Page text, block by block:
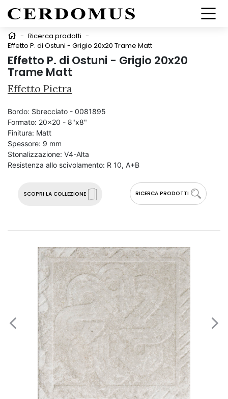
- Ricerca prodotti -
Effetto P. di Ostuni - Grigio 20x20 Trame Matt
Effetto P. di Ostuni - Grigio 20x20
Trame Matt
Effetto Pietra
SCOPRI LA COLLEZIONE RICERCA PRODOTTI
Bordo: Sbrecciato - 0081895
Formato: 20x20 - 8"x8"
Finitura: Matt
Spessore: 9 mm
Stonalizzazione: V4-Alta
Resistenza allo scivolamento: R 10, A+B